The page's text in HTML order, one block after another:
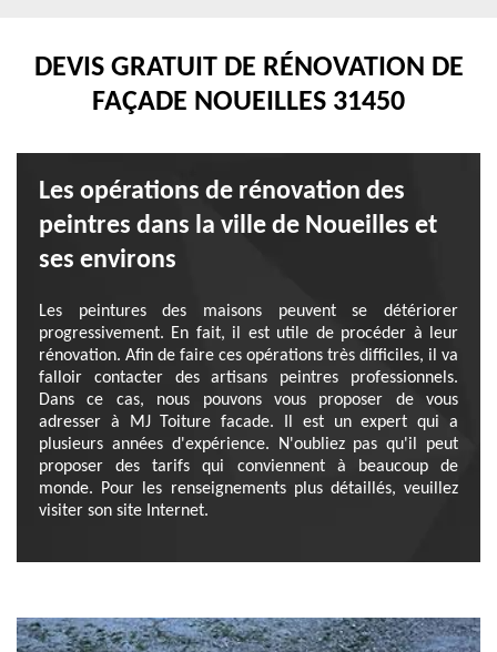
DEVIS GRATUIT DE RÉNOVATION DE
FAÇADE NOUEILLES 31450
Les opérations de rénovation des
peintres dans la ville de Noueilles et
ses environs
Les peintures des maisons peuvent se détériorer
progressivement. En fait, il est utile de procéder à leur
rénovation. Afin de faire ces opérations très difficiles, il va
falloir contacter des artisans peintres professionnels.
Dans ce cas, nous pouvons vous proposer de vous
adresser à MJ Toiture facade. Il est un expert qui a
plusieurs années d'expérience. N'oubliez pas qu'il peut
proposer des tarifs qui conviennent à beaucoup de
monde. Pour les renseignements plus détaillés, veuillez
visiter son site Internet.